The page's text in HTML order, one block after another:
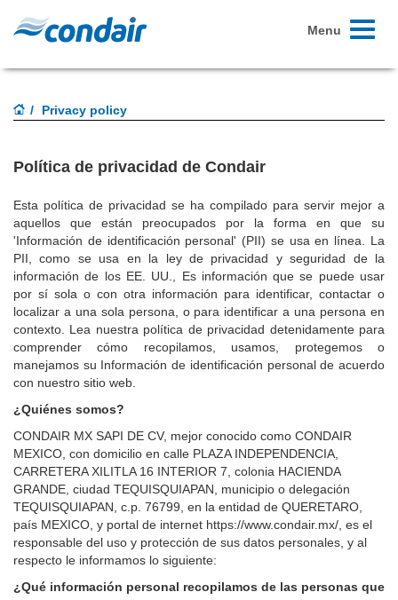
Toggle
Menu
Privacy policy
Política de privacidad de Condair
Esta política de privacidad se ha compilado para servir mejor a
aquellos que están preocupados por la forma en que su
'Información de identificación personal' (PII) se usa en línea. La
PII, como se usa en la ley de privacidad y seguridad de la
información de los EE. UU., Es información que se puede usar
por sí sola o con otra información para identificar, contactar o
localizar a una sola persona, o para identificar a una persona en
contexto. Lea nuestra política de privacidad detenidamente para
comprender cómo recopilamos, usamos, protegemos o
manejamos su Información de identificación personal de acuerdo
con nuestro sitio web.
¿Quiénes somos?
CONDAIR MX SAPI DE CV, mejor conocido como CONDAIR
MEXICO, con domicilio en calle PLAZA INDEPENDENCIA,
CARRETERA XILITLA 16 INTERIOR 7, colonia HACIENDA
GRANDE, ciudad TEQUISQUIAPAN, municipio o delegación
TEQUISQUIAPAN, c.p. 76799, en la entidad de QUERETARO,
país MEXICO, y portal de internet https://www.condair.mx/, es el
responsable del uso y protección de sus datos personales, y al
respecto le informamos lo siguiente:
¿Qué información personal recopilamos de las personas que